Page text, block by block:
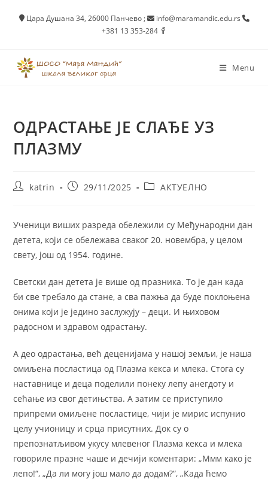
Цара Душана 34, 26000 Панчево;
info@maramandic.edu.rs
+381 13 353-284
Menu
ОДРАСТАЊЕ ЈЕ СЛАЂЕ УЗ
ПЛАЗМУ
Postkatrin
Post29/11/2025
PostАКТУЕЛНО
Ученици виших разреда обележили су Међународни дан
детета, који се обележава сваког 20. новембра, у целом
свету, још од 1954. године.
Светски дан детета је више од празника. То је дан када
би све требало да стане, а сва пажња да буде поклоњена
онима који је једино заслужују – деци. И њиховом
радосном и здравом одрастању.
А део одрастања, већ деценијама у нашој земљи, је наша
омиљена посластица од Плазма кекса и млека. Стога су
наставнице и деца поделили понеку лепу анегдоту и
сећање из свог детињства. А затим се приступило
припреми омиљене посластице, чији је мирис испунио
целу учионицу и срца присутних. Док су о
препознатљивом укусу млевеног Плазма кекса и млека
говориле празне чаше и дечији коментари: „Ммм како је
лепо!“, „Да ли могу још мало да додам?“, „Када ћемо